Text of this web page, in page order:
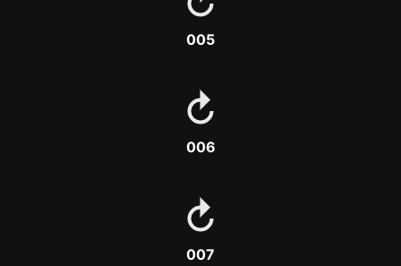
005
006
007